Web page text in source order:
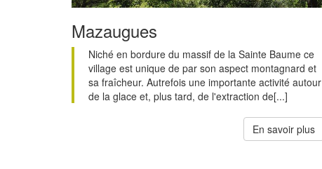
Mazaugues
Niché en bordure du massif de la Sainte Baume ce
village est unique de par son aspect montagnard et
sa fraîcheur. Autrefois une importante activité autour
de la glace et, plus tard, de l'extraction de[...]
En savoir plus